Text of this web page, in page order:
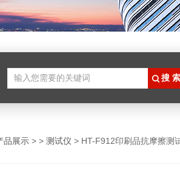
品展示 > > 测试仪 > HT-F912印刷品抗摩擦测